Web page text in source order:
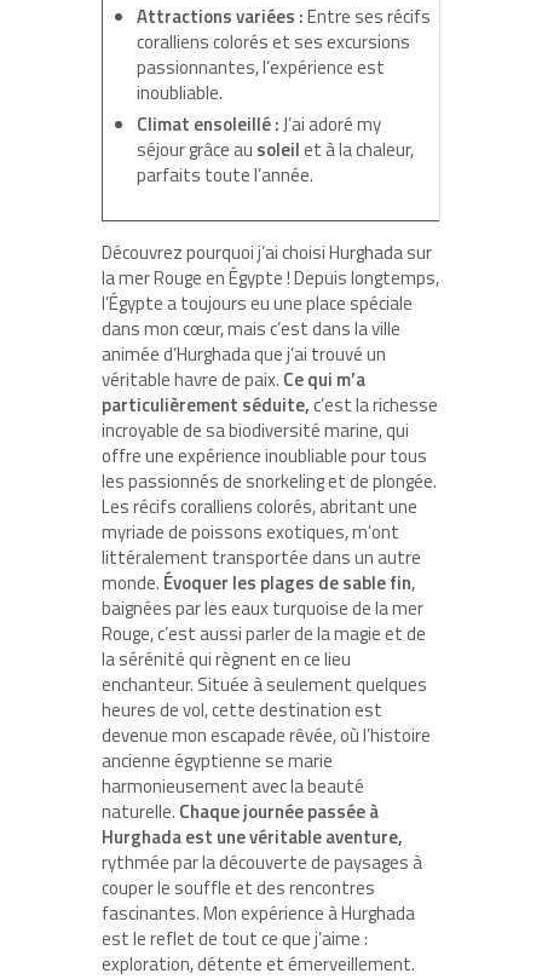
Attractions variées :Entre ses récifs
coralliens colorés et ses excursions
passionnantes, l’expérience est
inoubliable.
Climat ensoleillé :J’ai adoré my
séjour grâce au soleilet à la chaleur,
parfaits toute l’année.
Découvrez pourquoi j’ai choisi Hurghada sur
la mer Rouge en Égypte ! Depuis longtemps,
l’Égypte a toujours eu une place spéciale
dans mon cœur, mais c’est dans la ville
animée d’Hurghada que j’ai trouvé un
véritable havre de paix. Ce qui m’a
particulièrement séduite,c’est la richesse
incroyable de sa biodiversité marine, qui
offre une expérience inoubliable pour tous
les passionnés de snorkeling et de plongée.
Les récifs coralliens colorés, abritant une
myriade de poissons exotiques, m’ont
littéralement transportée dans un autre
monde. Évoquer les plages de sable fin,
baignées par les eaux turquoise de la mer
Rouge, c’est aussi parler de la magie et de
la sérénité qui règnent en ce lieu
enchanteur. Située à seulement quelques
heures de vol, cette destination est
devenue mon escapade rêvée, où l’histoire
ancienne égyptienne se marie
harmonieusement avec la beauté
naturelle. Chaque journée passée à
Hurghada est une véritable aventure,
rythmée par la découverte de paysages à
couper le souffle et des rencontres
fascinantes. Mon expérience à Hurghada
est le reflet de tout ce que j’aime :
exploration, détente et émerveillement.